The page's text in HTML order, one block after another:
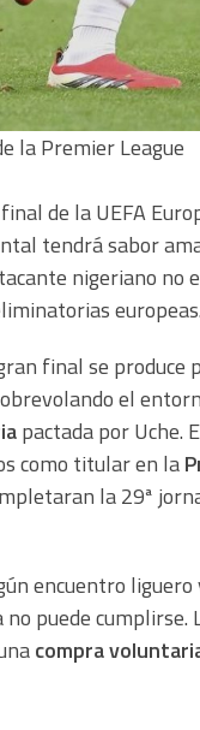
la Premier League
de la UEFA
tendrá sabor
nigeriano
europeas.
final se produce
el
pactada por Uche.
como titular en la
la 29ª
encuentro
puede cumplirse.
compra